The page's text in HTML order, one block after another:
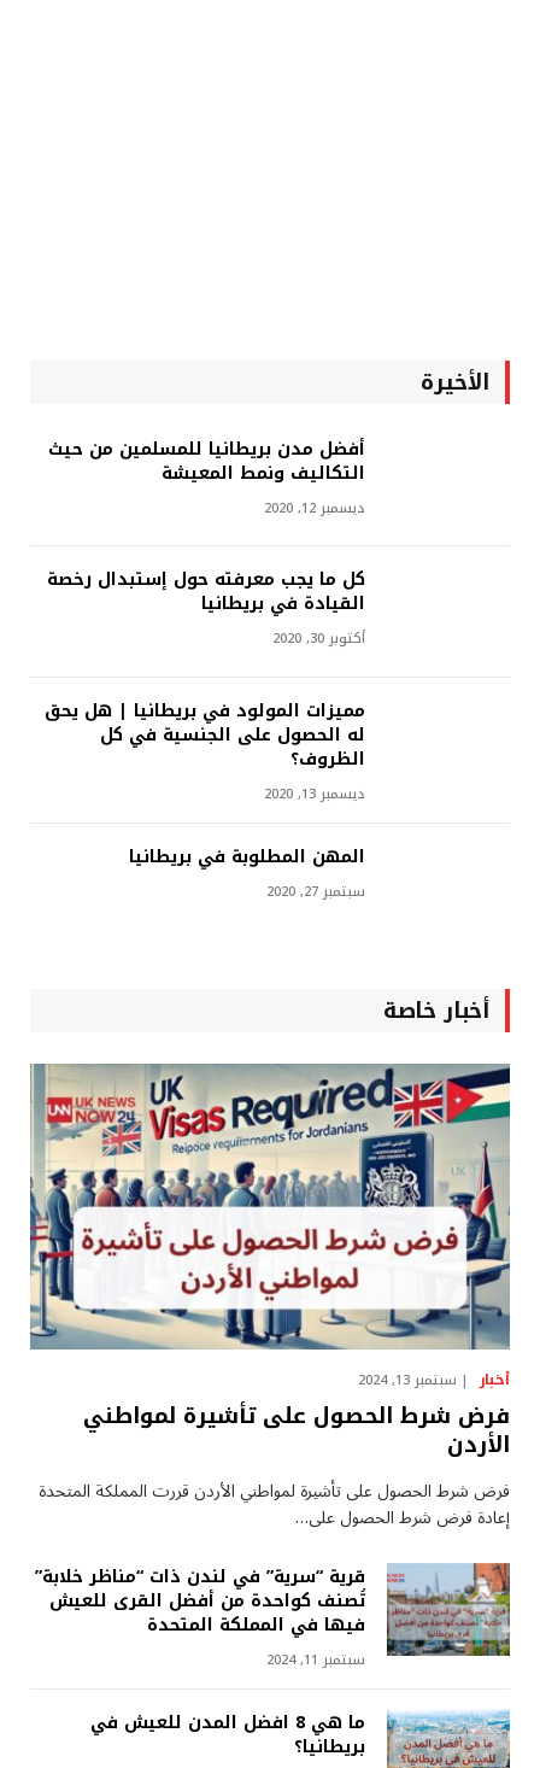
الأخيرة
أفضل مدن بريطانيا للمسلمين من حيث
التكاليف ونمط المعيشة
ديسمبر 12, 2020
كل ما يجب معرفته حول إستبدال رخصة
القيادة في بريطانيا
أكتوبر 30, 2020
مميزات المولود في بريطانيا | هل يحق
له الحصول على الجنسية في كل
الظروف؟
ديسمبر 13, 2020
المهن المطلوبة في بريطانيا
سبتمبر 27, 2020
أخبار خاصة
أخبار سبتمبر 13, 2024
فرض شرط الحصول على تأشيرة لمواطني
الأردن
فرض شرط الحصول على تأشيرة لمواطني الأردن قررت المملكة المتحدة
إعادة فرض شرط الحصول على…
قرية “سرية” في لندن ذات “مناظر خلابة”
تُصنف كواحدة من أفضل القرى للعيش
فيها في المملكة المتحدة
سبتمبر 11, 2024
ما هي 8 افضل المدن للعيش في
بريطانيا؟